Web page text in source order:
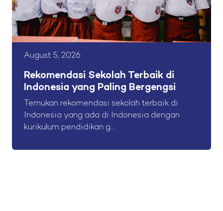
August 5, 2026
Rekomendasi Sekolah Terbaik di
Indonesia yang Paling Bergengsi
Temukan rekomendasi sekolah terbaik di
Indonesia yang ada di Indonesia dengan
kurikulum pendidikan g...